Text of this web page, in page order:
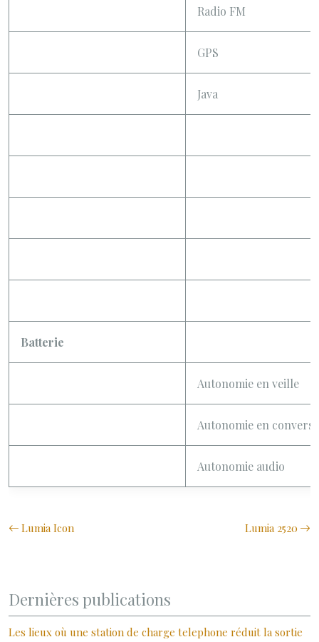
Radio FM
GPS
Java
Batterie
Autonomie en veille
Autonomie en
Autonomie audio
Lumia Icon Lumia 2520
Dernières publications
Les lieux où une station de charge telephone réduit la sortie